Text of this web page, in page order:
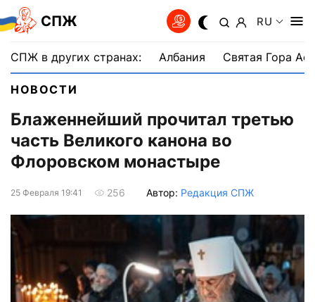
СПЖ RU
СПЖ в других странах: Албания Святая Гора
НОВОСТИ
Блаженнейший прочитал третью
часть Великого канона во
Флоровском монастыре
25 Февраля 19:41 256 Автор: Редакция СПЖ